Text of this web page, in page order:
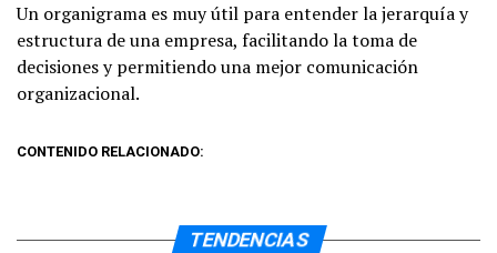
Un organigrama es muy útil para entender la jerarquía y
estructura de una empresa, facilitando la toma de
decisiones y permitiendo una mejor comunicación
organizacional.
CONTENIDO RELACIONADO:
TENDENCIAS